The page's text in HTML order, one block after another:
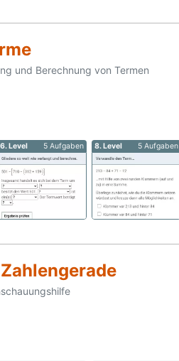
und Berechnung von Termen
6. Level 5 Aufgaben 8. Level 5 Aufgaben